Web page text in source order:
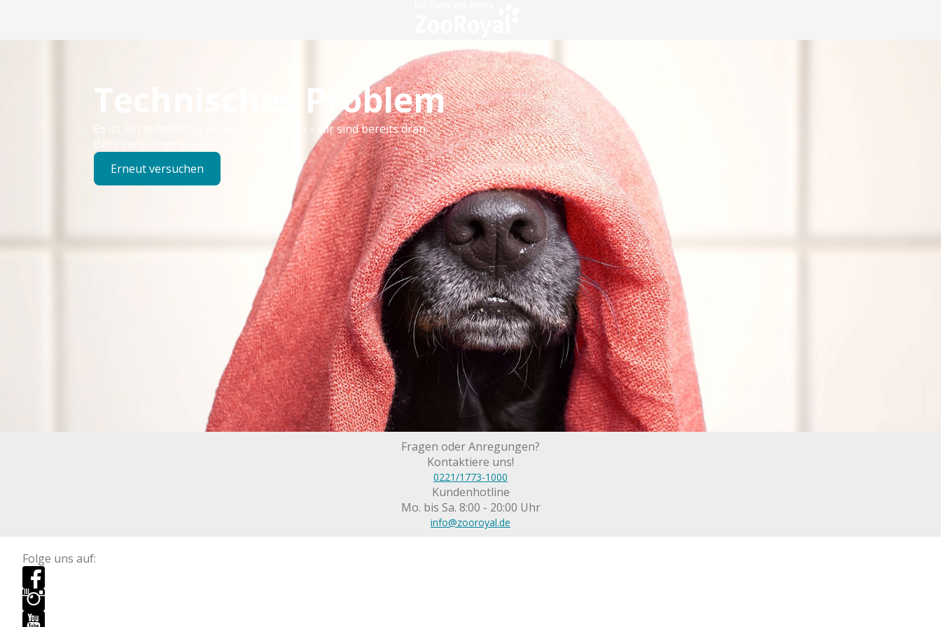
Technisches Problem
Es ist ein technischer Fehler aufgetreten – wir sind bereits dran.
Bitte versuchen Sie es später erneut.
Erneut versuchen
Fragen oder Anregungen?
Kontaktiere uns!
0221/1773-1000
Kundenhotline
Mo. bis Sa. 8:00 - 20:00 Uhr
info@zooroyal.de
Folge uns auf: